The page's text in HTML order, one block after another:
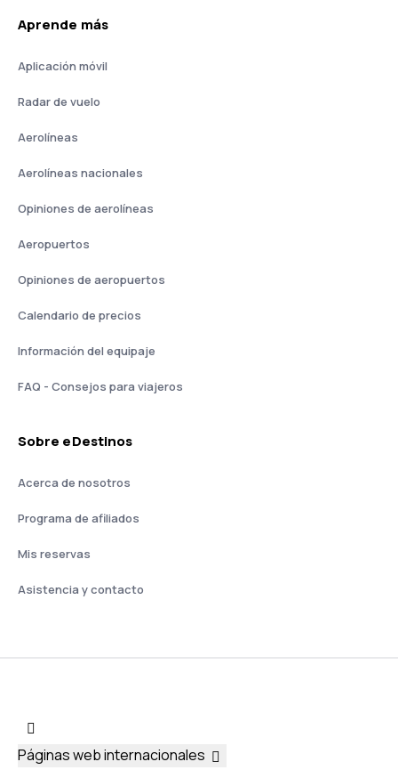
Aprende más
Aplicación móvil
Radar de vuelo
Aerolíneas
Aerolíneas nacionales
Opiniones de aerolíneas
Aeropuertos
Opiniones de aeropuertos
Calendario de precios
Información del equipaje
FAQ - Consejos para viajeros
Sobre eDestinos
Acerca de nosotros
Programa de afiliados
Mis reservas
Asistencia y contacto
Páginas web internacionales